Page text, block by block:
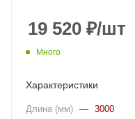
19 520 ₽/шт
Много
Характеристики
Длина (мм) — 3000